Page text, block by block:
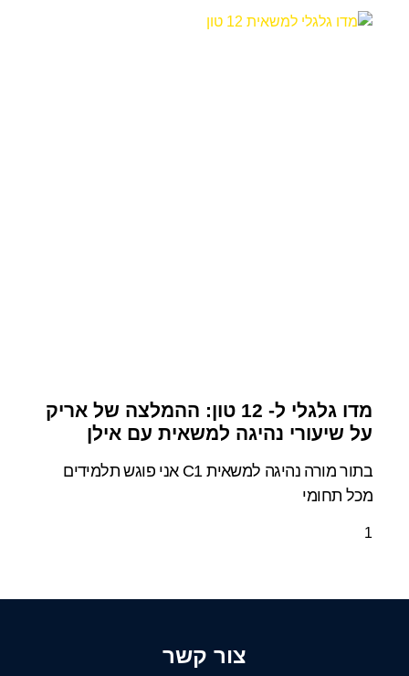
מדו גלגלי ל- 12 טון: ההמלצה של אריק
על שיעורי נהיגה למשאית עם אילן
בתור מורה נהיגה למשאית C1 אני פוגש תלמידים
מכל תחומי
צור קשר